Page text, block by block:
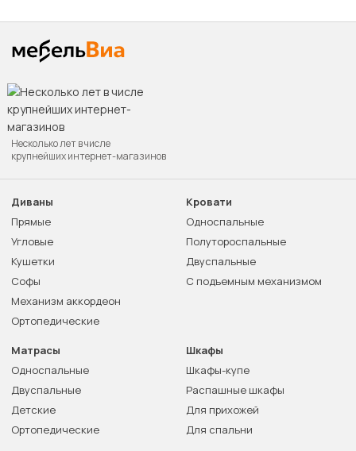
Несколько лет в числе
крупнейших интернет-магазинов
Диваны
Прямые
Угловые
Кушетки
Софы
Механизм аккордеон
Ортопедические
Кровати
Односпальные
Полутороспальные
Двуспальные
С подъемным механизмом
Матрасы
Односпальные
Двуспальные
Детские
Ортопедические
Шкафы
Шкафы-купе
Распашные шкафы
Для прихожей
Для спальни